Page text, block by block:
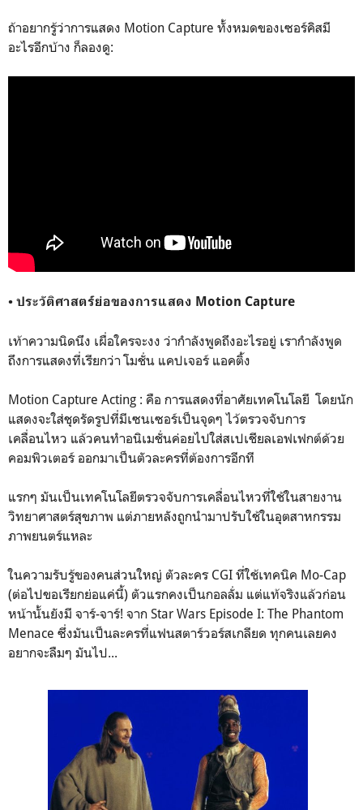
ถ้าอยากรู้ว่าการแสดง Motion Capture ทั้งหมดของเซอร์คิสมี
อะไรอีกบ้าง ก็ลองดู:
• ประวัติศาสตร์ย่อของการแสดง Motion Capture
เท้าความนิดนึง เผื่อใครจะงง ว่ากำลังพูดถึงอะไรอยู่ เรากำลังพูด
ถึงการแสดงที่เรียกว่า โมชั่น แคปเจอร์ แอคติ้ง
Motion Capture Acting : คือ การแสดงที่อาศัยเทคโนโลยี โดยนัก
แสดงจะใส่ชุดรัดรูปที่มีเซนเซอร์เป็นจุดๆ ไว้ตรวจจับการ
เคลื่อนไหว แล้วคนทำอนิเมชั่นค่อยไปใส่สเปเชียลเอฟเฟกต์ด้วย
คอมพิวเตอร์ ออกมาเป็นตัวละครที่ต้องการอีกที
แรกๆ มันเป็นเทคโนโลยีตรวจจับการเคลื่อนไหวที่ใช้ในสายงาน
วิทยาศาสตร์สุขภาพ แต่ภายหลังถูกนำมาปรับใช้ในอุตสาหกรรม
ภาพยนตร์แหละ
ในความรับรู้ของคนส่วนใหญ่ ตัวละคร CGI ที่ใช้เทคนิค Mo-Cap
(ต่อไปขอเรียกย่อแค่นี้) ตัวแรกคงเป็นกอลลั่ม แต่แท้จริงแล้วก่อน
หน้านั้นยังมี จาร์-จาร์! จาก Star Wars Episode I: The Phantom
Menace ซึ่งมันเป็นละครที่แฟนสตาร์วอร์สเกลียด ทุกคนเลยคง
อยากจะลืมๆ มันไป...